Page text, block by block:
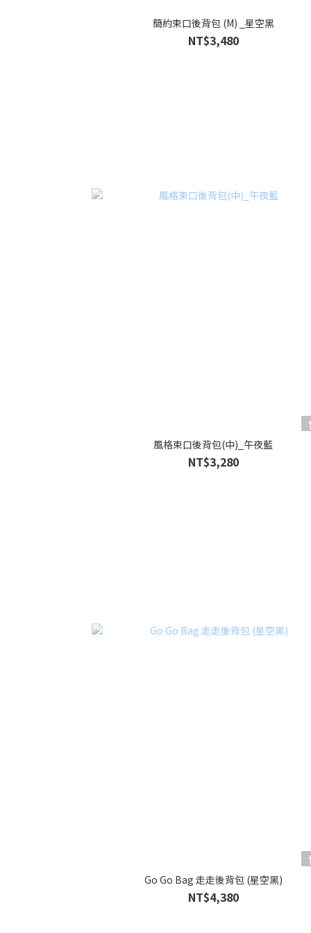
簡約束口後背包 (M) _星空黑
NT$3,480
風格束口後背包(中)_午夜藍
NT$3,280
Go Go Bag 走走後背包 (星空黑)
NT$4,380